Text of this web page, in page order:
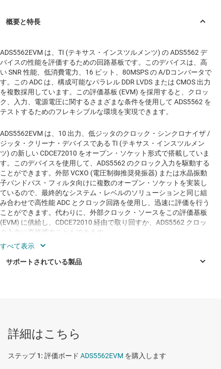
ADS5562EVM は、TI (テキサス・インスツルメンツ) の ADS5562 デ
バイスの性能を評価するための回路基板です。このデバイスは、高
い SNR 性能、低消費電力、16 ビット、80MSPS の A/Dコンバータで
す。この ADC は、構成可能なパラレル DDR LVDS または CMOS 出力
を複数採用しています。この評価基板 (EVM) を採用すると、クロッ
ク、入力、電源電圧に関するさまざまな条件を使用して ADS5562 を
テストするためのフレキシブルな環境を実現できます。
ADS5562EVM は、10 出力、低ジッタのクロック・シンクロナイザ /
ジッタ・クリーナ・デバイスである TI (テキサス・インスツルメン
ツ) の新しい CDCE72010 をオープン・ソケット形式で搭載していま
す。このデバイスを使用して、ADS5562 のクロック入力を駆動する
ことができます。外部 VCXO (電圧制御推奨発振器) または水晶振動
子バンドパス・フィルタ向けに複数のオープン・ソケットを実装し
ているので、最終的なシステム・レベルのソリューションと同じ組
み合わせで高性能 ADC とクロック回路を使用し、迅速に評価を行う
ことができます。代わりに、外部クロック・ソースをこの評価基板
(EVM) に供給し、CDCE72010 経由で取り回すか、ADS5562 クロッ
ク入力に直接渡すこともできます。
たは TI (テキサス・インスツルメンツ) の THS4509 をベースとするア
トランス結合型アナログ入力パス
THS4509 をベースとするアンプ経由のパス
コンバータ (ADC)
詳細はこちら
評価ボード ADS5562EVM を購入します